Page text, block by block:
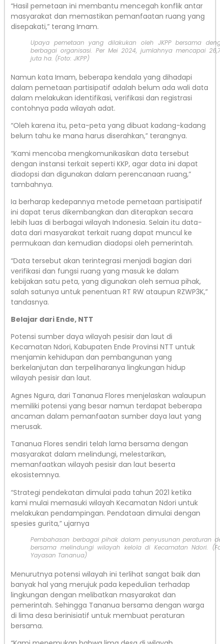
“Hasil pemetaan ini membantu mencegah konflik antar
masyarakat dan memastikan pemanfaatan ruang yang
disepakati,” terang Imam.
Upaya pemetaan yang dilakukan oleh JKPP bersama
berbagai organisasi. Per Mei 2024, jumlahnya mencapai
juta ha. (Foto: JKPP)
Namun kata Imam, beberapa kendala yang dihadapi
dalam pemetaan partisipatif adalah belum ada wali data
dalam melakukan identifikasi, verifikasi dan registrasi
contohnya pada wilayah adat.
“Oleh karena itu, peta-peta yang dibuat kadang-kadang
belum tahu ke mana harus diserahkan,” terangnya.
“Kami mencoba mengkomunikasikan data tersebut
dengan instansi terkait seperti KKP, agar data ini dapat
diadopsi dan digunakan dalam perencanaan ruang,”
tambahnya.
Ia berharap kedepannya metode pemetaan partisipatif
ini dapat terus dikembangkan dan diterapkan secara
lebih luas di berbagai wilayah Indonesia. Selain itu data-
data dari masyarakat terkait ruang dapat muncul ke
permukaan dan kemudian diadopsi oleh pemerintah.
“Data tersebut akan terintegrasi menjadi bagian dari
verifikasi dan fungsi ruang yang masuk ke dalam
kebijakan satu peta, yang digunakan oleh semua pihak,
salah satunya untuk penentuan RT RW ataupun RZWP3K,”
tandasnya.
Belajar dari Ende, NTT
Potensi sumber daya wilayah pesisir dan laut di
Kecamatan Ndori, Kabupaten Ende Provinsi NTT untuk
menjamin kehidupan dan pembangunan yang
berkelanjutan dan terpeliharanya lingkungan hidup
wilayah pesisir dan laut.
Agnes Ngura, dari Tananua Flores menjelaskan walaupun
memiliki potensi yang besar namun terdapat beberapa
ancaman dalam pemanfaatan sumber daya laut yang
merusak.
Tananua Flores sendiri telah lama bersama dengan
masyarakat dalam melindungi, melestarikan,
memanfaatkan wilayah pesisir dan laut beserta
ekosistemnya.
“Strategi pendekatan dimulai pada tahun 2021 ketika
kami mulai memasuki wilayah Kecamatan Ndori untuk
melakukan pendampingan. Pendataan dimulai dengan
spesies gurita,” ujarnya
Pembahasan berbagai pihak dalam penyusunan peraturan
bersama melindungi wilayah kelola di Kecamatan Ndori.
Yayasan Tananua)
Menurutnya potensi wilayah ini terlihat sangat baik dan
banyak hal yang merujuk pada kepedulian terhadap
lingkungan dengan melibatkan masyarakat dan
pemerintah. Sehingga Tananua bersama dengan warga
di lima desa berinisiatif untuk membuat peraturan
bersama.